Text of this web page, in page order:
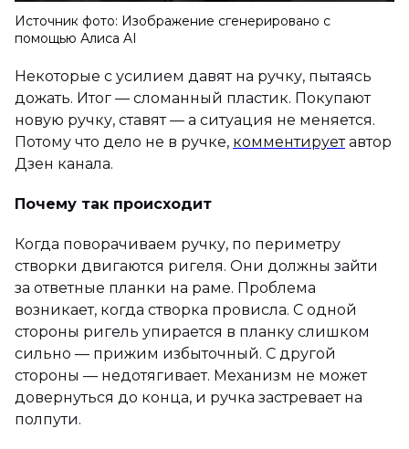
Источник фото: Изображение сгенерировано с
помощью Алиса AI
Некоторые с усилием давят на ручку, пытаясь
дожать. Итог — сломанный пластик. Покупают
новую ручку, ставят — а ситуация не меняется.
Потому что дело не в ручке, комментируетавтор
Дзен канала.
Почему так происходит
Когда поворачиваем ручку, по периметру
створки двигаются ригеля. Они должны зайти
за ответные планки на раме. Проблема
возникает, когда створка провисла. С одной
стороны ригель упирается в планку слишком
сильно — прижим избыточный. С другой
стороны — недотягивает. Механизм не может
довернуться до конца, и ручка застревает на
полпути.